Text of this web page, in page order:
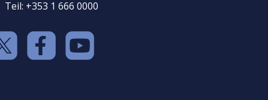
Teil: +353 1 666 0000